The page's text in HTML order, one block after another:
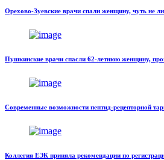
Орехово-Зуевские врачи спали женщину, чуть не
Пушкинские врачи спасли 62-летнюю женщину,
Современные возможности пептид-рецепторной
Коллегия ЕЭК приняла рекомендации по